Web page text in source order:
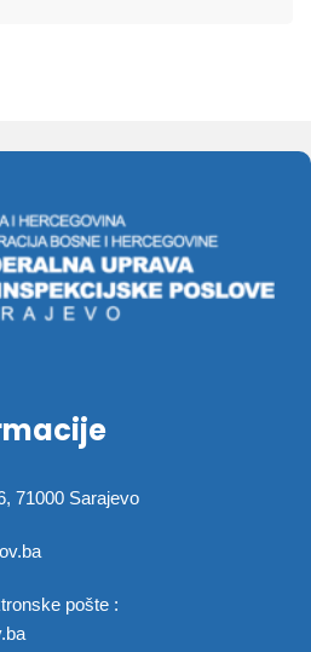
71000 Sarajevo
pošte :